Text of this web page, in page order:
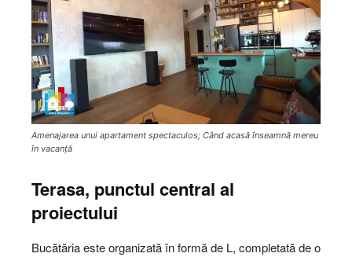
Amenajarea unui apartament spectaculos; Când acasă înseamnă mereu
în vacanță
Terasa, punctul central al
proiectului
Bucătăria este organizată în formă de L, completată de o